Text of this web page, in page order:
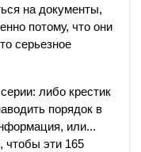
на документы,
потому, что они
серьезное
либо крестик
порядок в
или...
чтобы эти 165